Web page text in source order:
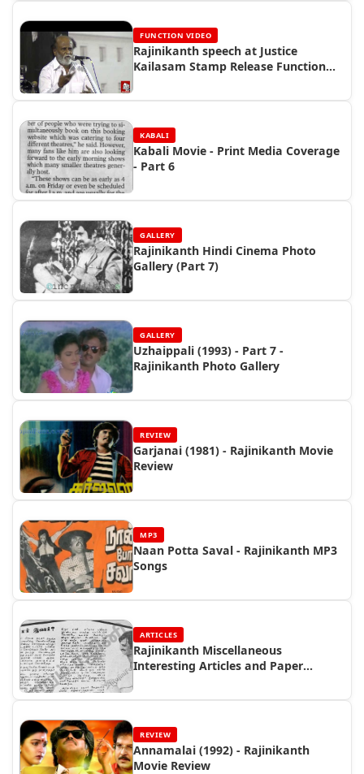
FUNCTION VIDEO
Rajinikanth speech at Justice
Kailasam Stamp Release Function
KABALI
Kabali Movie - Print Media Coverage
- Part 6
GALLERY
Rajinikanth Hindi Cinema Photo
Gallery (Part 7)
GALLERY
Uzhaippali (1993) - Part 7 -
Rajinikanth Photo Gallery
REVIEW
Garjanai (1981) - Rajinikanth Movie
Review
MP3
Naan Potta Saval - Rajinikanth MP3
Songs
ARTICLES
Rajinikanth Miscellaneous
Interesting Articles and Paper
REVIEW
Annamalai (1992) - Rajinikanth
Movie Review